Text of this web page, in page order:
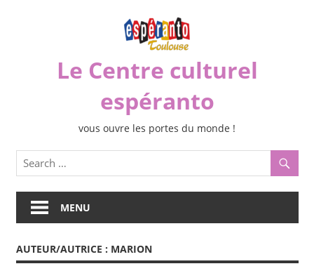
Le Centre culturel
espéranto
vous ouvre les portes du monde !
MENU
AUTEUR/AUTRICE : MARION